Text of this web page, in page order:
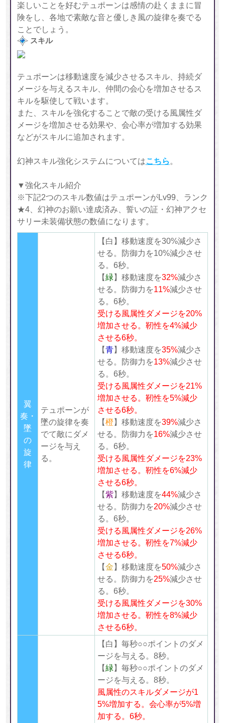
楽しいことを好むテュポーンは感情の赴くままに冒
険をし、各地で素敵な音と優しき風の旋律を奏でる
ことでしょう。
スキル
テュポーンは移動速度を減少させるスキル、持続ダ
メージを与えるスキル、仲間の会心を増加させるス
キルを駆使して戦います。
また、スキルを強化することで敵の受ける風属性ダ
メージを増加させる効果や、会心率が増加する効果
などがスキルに追加されます。
幻神スキル強化システムについてはこちら 。
▼強化スキル紹介
※下記2つのスキル数値はテュポーンがLv99、ランク
★4、幻神のお願い達成済み、誓いの証・幻神アクセ
サリー未装備状態の数値になります。
翼
奏・
墜
の
旋
律
テュポーンが
墜の旋律を奏
でて敵にダメ
ージを与え
る。
【白】移動速度を30%減少さ
せる。防御力を10%減少させ
る。6秒。
【緑】移動速度を32%減少さ
せる。防御力を11%減少させ
る。6秒。
受ける風属性ダメージを20%
増加させる。靭性を4%減少
させる6秒。
【青】移動速度を35%減少さ
せる。防御力を13%減少させ
る。6秒。
受ける風属性ダメージを21%
増加させる。靭性を5%減少
させる6秒。
【橙】移動速度を39%減少さ
せる。防御力を16%減少させ
る。6秒。
受ける風属性ダメージを23%
増加させる。靭性を6%減少
させる6秒。
【紫】移動速度を44%減少さ
せる。防御力を20%減少させ
る。6秒。
受ける風属性ダメージを26%
増加させる。靭性を7%減少
させる6秒。
【金】移動速度を50%減少さ
せる。防御力を25%減少させ
る。6秒。
受ける風属性ダメージを30%
増加させる。靭性を8%減少
させる6秒。
【白】 毎秒○○ポイントのダメ
ージを与える。8秒。
【緑】毎秒○○ポイントのダメ
ージを与える。8秒。
風属性のスキルダメージが1
5%増加する。会心率が5%増
加する。 6秒。